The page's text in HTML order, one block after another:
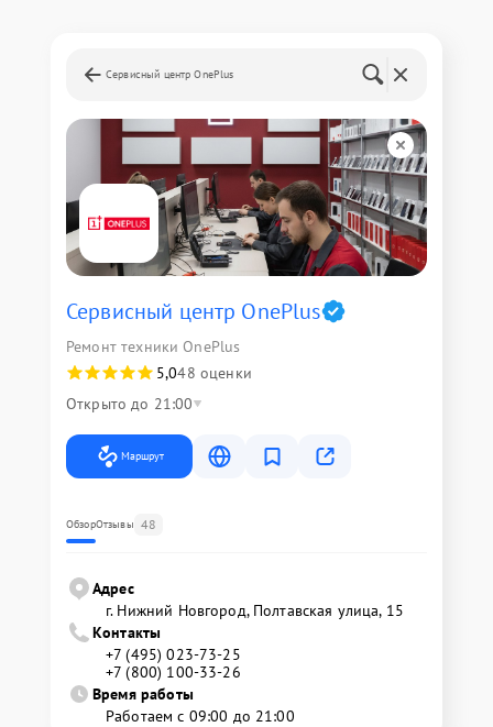
Сервисный центр OnePlus
Сервисный центр OnePlus
Ремонт техники OnePlus
5,048 оценки
Открыто до 21:00
Маршрут
ОбзорОтзывы 48
Адрес
г. Нижний Новгород, Полтавская улица, 15
Контакты
+7 (495) 023-73-25
+7 (800) 100-33-26
Время работы
Работаем с 09:00 до 21:00